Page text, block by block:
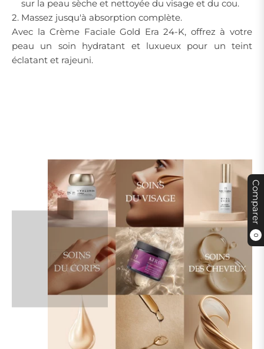
Comparer
0
sur la peau sèche et nettoyée du visage et du cou.
Massez jusqu'à absorption complète.
Avec la Crème Faciale Gold Era 24-K, offrez à votre
peau un soin hydratant et luxueux pour un teint
éclatant et rajeuni.